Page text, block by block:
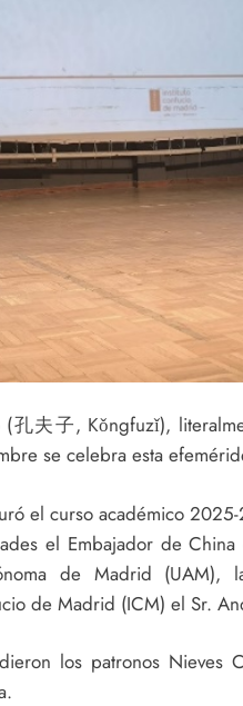
夫子, Kǒngfuzǐ),
se celebra esta
el curso académico
el Embajador de China
de Madrid (UAM),
de Madrid (ICM) el Sr.
los patronos Nieves